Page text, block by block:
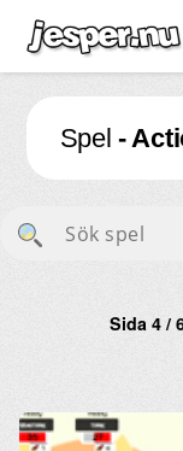
Spel ↓
Bilder ↓
Forum ↓
Länkar
Blandat ↓
Spel -
Sida 4 /